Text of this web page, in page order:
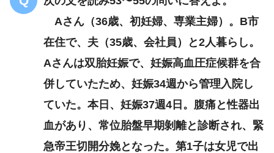
血液減少性ショック
血液凝固異常
Aさん（36歳、初妊婦、専業主婦）。B市
在住で、夫（35歳、会社員）と2人暮らし。
Aさんは双胎妊娠で、妊娠高血圧症候群を合
併していたため、妊娠34週から管理入院し
ていた。本日、妊娠37週4日。腹痛と性器出
血があり、常位胎盤早期剝離と診断され、緊
急帝王切開分娩となった。第1子は女児で出